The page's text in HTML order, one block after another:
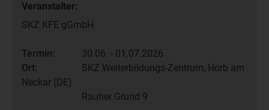
Veranstalter:
SKZ KFE gGmbH
Termin:
30.06. - 01.07.2026
Ort:
SKZ Weiterbildungs-Zentrum, Horb am
Neckar (DE)
Rauher Grund 9